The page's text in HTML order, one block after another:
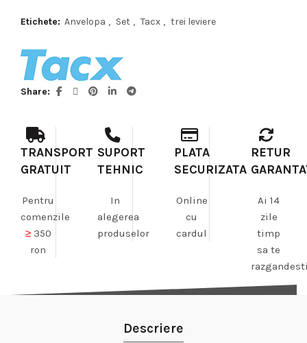
Etichete: Anvelopa , Set , Tacx , trei leviere
Share
TRANSPORT
GRATUIT
Pentru
comenzile
≥350
ron
SUPORT
TEHNIC
In
alegerea
produselor
PLATA
SECURIZATA
Online
cu
cardul
RETUR
Ai 14
zile
timp
sa te
Descriere